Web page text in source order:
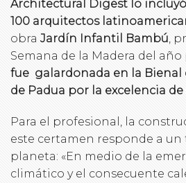
Architectural Digest lo
100 arquitectos
obra Jardín Infantil Bambú ,
Semana de la Madera del
fue galardonada en la Bienal
de Padua por la excelencia
Para el profesional, la
este certamen responde a un
planeta: «En medio de la
climático y el consecuente